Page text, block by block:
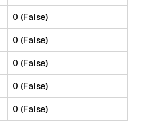
0 (False)
0 (False)
0 (False)
0 (False)
0 (False)